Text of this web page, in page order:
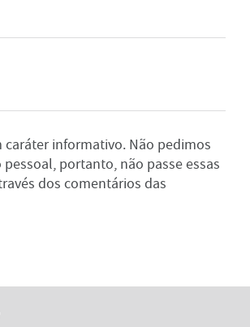
caráter informativo. Não pedimos
portanto, não passe essas
dos comentários das